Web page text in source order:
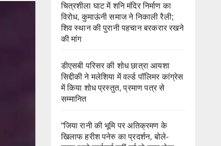
चित्रशीला घाट में शनि मंदिर निर्माण का
विरोध, कुमाऊंनी समाज ने निकाली रैली;
शिव स्थान की पुरानी पहचान बरकरार रखने
की मांग
डीएसबी परिसर की शोध छात्रा आयशा
सिद्दीकी ने मलेशिया में वर्ल्ड पॉलिमर कांग्रेस
में किया शोध प्रस्तुत, प्रमाण पत्र से
सम्मानित
“जिया रानी की भूमि पर अतिक्रमण के
खिलाफ हरीश पनेरु का प्रदर्शन, बोले-